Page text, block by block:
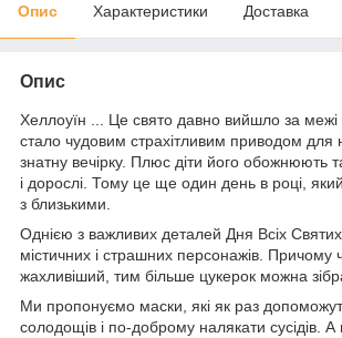
Опис Характеристики Доставка
Опис
Хеллоуїн ... Це свято давно вийшло за
стало чудовим страхітливим приводом для
знатну вечірку. Плюс діти його обожнюють
і дорослі. Тому це ще один день в році,
з близькими.
Однією з важливих деталей Дня Всіх
містичних і страшних персонажів. Причому
жахливіший, тим більше цукерок можна
Ми пропонуємо маски, які як раз
солодощів і по-доброму налякати сусідів. А